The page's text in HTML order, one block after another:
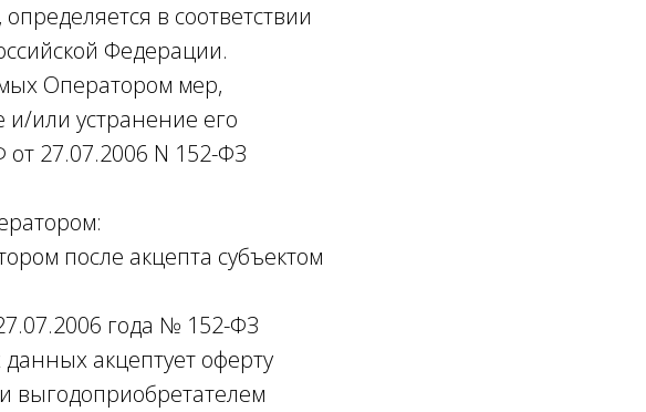
в соответствии
Федерации.
Оператором мер,
или устранение его
от 27.07.2006 N 152-ФЗ
после акцепта субъектом
года № 152-ФЗ
акцептует оферту
выгодоприобретателем